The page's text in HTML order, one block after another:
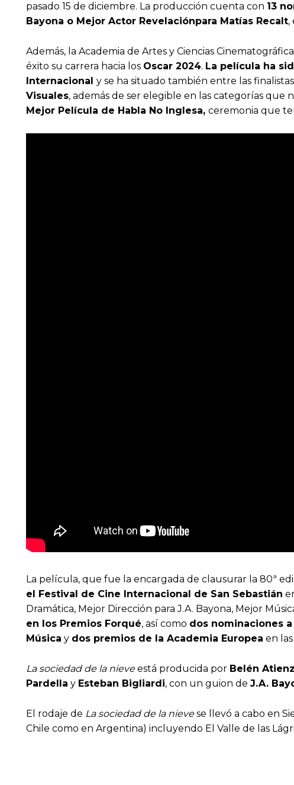
pasado 15 de diciembre. La producción cuenta con 13
Bayona o Mejor Actor Revelaciónpara Matías Recalt,
Además, la Academia de Artes y Ciencias
éxito su carrera hacia los Oscar 2024. La película ha
Internacional y se ha situado también entre las
Visuales, además de ser elegible en las categorías que
Mejor Película de Habla No Inglesa, ceremonia que
La película, que fue la encargada de clausurar la 80ª
el Festival de Cine Internacional de San Sebastián
Dramática, Mejor Dirección para J.A. Bayona, Mejor
en los Premios Forqué, así como dos nominaciones
Música y dos premios de la Academia Europea en
La sociedad de la nieveestá producida por Belén
Pardella y Esteban Bigliardi, con un guion de J.A.
El rodaje de La sociedad de la nievese llevó a cabo en
Chile como en Argentina) incluyendo El Valle de las